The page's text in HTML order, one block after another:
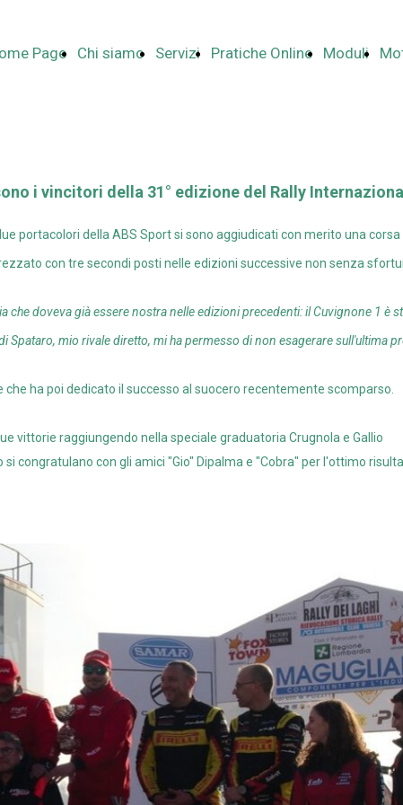
Page Chi siamo Servizi Pratiche Online Moduli
i vincitori della 31° edizione del Rally
portacolori della ABS Sport si sono aggiudicati con merito una
con tre secondi posti nelle edizioni successive non senza
che doveva già essere nostra nelle edizioni precedenti: il Cuvignone 1 è
Spataro, mio rivale diretto, mi ha permesso di non esagerare sull'ultima
ha poi dedicato il successo al suocero recentemente scomparso.
vittorie raggiungendo nella speciale graduatoria Crugnola e Gallio
si congratulano con gli amici "Gio" Dipalma e "Cobra" per l'ottimo